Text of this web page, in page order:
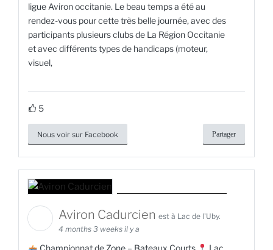
ligue Aviron occitanie. Le beau temps a été au
rendez-vous pour cette très belle journée, avec des
participants plusieurs clubs de La Région Occitanie
et avec différents types de handicaps (moteur,
visuel,
5
Nous voir sur Facebook Partager
Aviron Cadurcien est à Lac de l'Uby.
4 months 3 weeks il y a